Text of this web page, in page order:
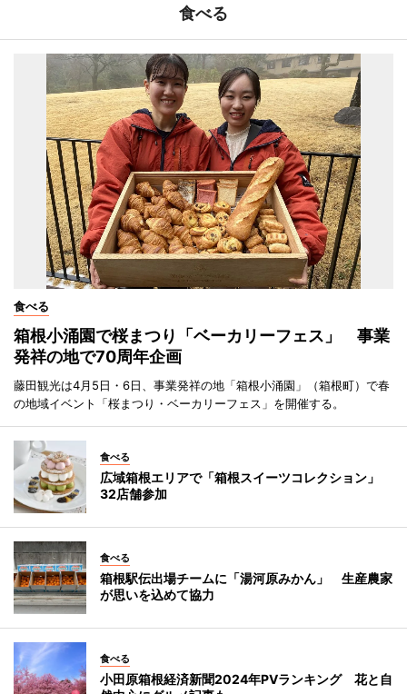
食べる
食べる
箱根小涌園で桜まつり「ベーカリーフェス」 事業
発祥の地で70周年企画
藤田観光は4月5日・6日、事業発祥の地「箱根小涌園」（箱根町）で春
の地域イベント「桜まつり・ベーカリーフェス」を開催する。
食べる
広域箱根エリアで「箱根スイーツコレクション」
32店舗参加
食べる
箱根駅伝出場チームに「湯河原みかん」 生産農家
が思いを込めて協力
食べる
小田原箱根経済新聞2024年PVランキング 花と自